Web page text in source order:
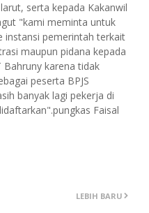
serta kepada Kakanwil
"kami meminta untuk
instansi pemerintah terkait
maupun pidana kepada
Bahruny karena tidak
peserta BPJS
banyak lagi pekerja di
Faisal
LEBIH BARU